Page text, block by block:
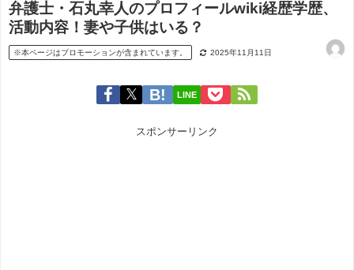
弁護士・石丸幸人のプロフィールwiki経歴学歴、
活動内容！妻や子供はいる？
※本ページはプロモーションが含まれています。 2025年11月11日
LINE
スポンサーリンク